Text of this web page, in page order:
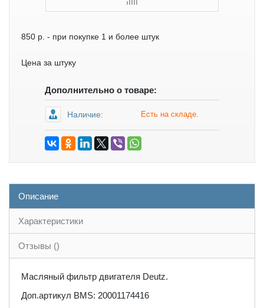
850 р. - при покупке 1 и более штук
Цена за штуку
Дополнительно о товаре:
Наличие: Есть на складе.
Описание
Характеристики
Отзывы ()
Масляный фильтр двигателя Deutz.
Доп.артикул BMS: 20001174416